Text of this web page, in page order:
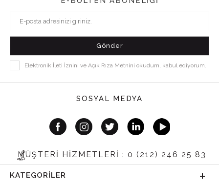
Elektronik İleti İznini ve Açık Rıza Metnini okudum, kabul ediyorum.
SOSYAL MEDYA
MÜŞTERİ HİZMETLERİ : 0 (212) 246 25 83
KATEGORILER